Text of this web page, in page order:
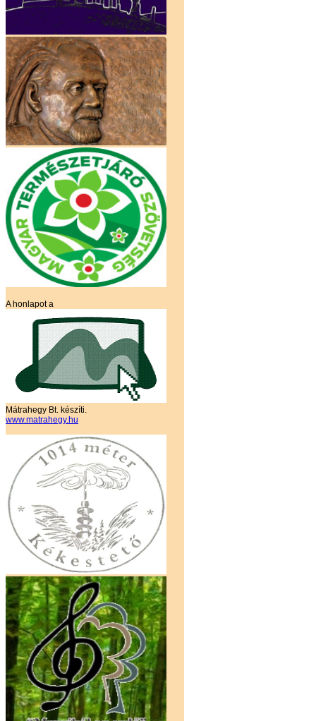
A honlapot a
Mátrahegy Bt. készíti.
www.matrahegy.hu